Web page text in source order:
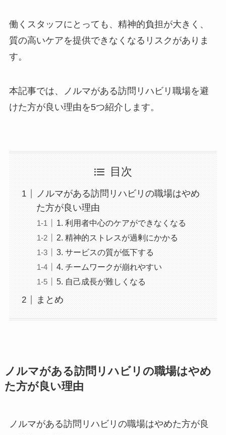
働くスタッフにとっても、精神的負担が大きく、
質の高いケアを提供できなくなるリスクがありま
す。
本記事では、ノルマがある訪問リハビリ職場を避
けた方が良い理由を5つ紹介します。
目次
ノルマがある訪問リハビリの職場はやめ
た方が良い理由
1. 利用者中心のケアができなくなる
2. 精神的ストレスが過剰にかかる
3. サービスの質が低下する
4. チームワークが崩れやすい
5. 自己成長が難しくなる
まとめ
ノルマがある訪問リハビリの職場はやめ
た方が良い理由
ノルマがある訪問リハビリの職場はやめた方が良